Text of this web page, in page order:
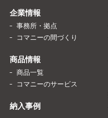
企業情報
事務所・拠点
コマニーの間づくり
商品情報
商品一覧
コマニーのサービス
納入事例